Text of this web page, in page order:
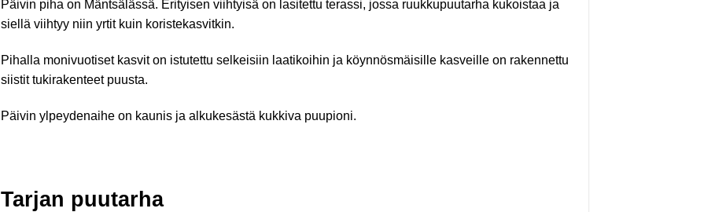
Päivin piha on Mäntsälässä. Erityisen viihtyisä on lasitettu terassi, jossa ruukkupuutarha kukoistaa ja
siellä viihtyy niin yrtit kuin koristekasvitkin.
Pihalla monivuotiset kasvit on istutettu selkeisiin laatikoihin ja köynnösmäisille kasveille on rakennettu
siistit tukirakenteet puusta.
Päivin ylpeydenaihe on kaunis ja alkukesästä kukkiva puupioni.
Tarjan puutarha